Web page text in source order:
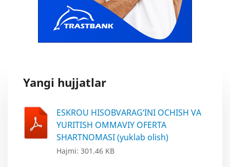
Yangi hujjatlar
ESKROU HISOBVARAG‘INI OCHISH VA
YURITISH OMMAVIY OFERTA
SHARTNOMASI (yuklab olish)
Hajmi: 301.46 KB